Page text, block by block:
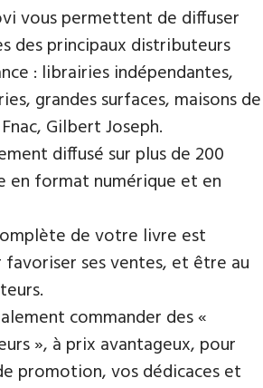
vous permettent de diffuser
des principaux distributeurs
: librairies indépendantes,
grandes surfaces, maisons de
Gilbert Joseph.
diffusé sur plus de 200
en format numérique et en
de votre livre est
ses ventes, et être au
commander des «
», à prix avantageux, pour
promotion, vos dédicaces et